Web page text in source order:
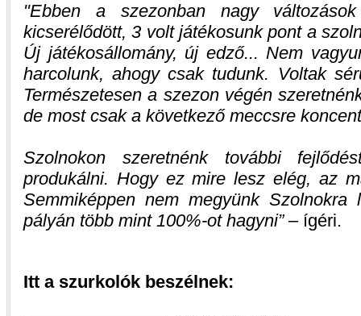
"Ebben a szezonban nagy
kicserélődött, 3 volt játékosunk pont a
Új játékosállomány, új edző... Nem
harcolunk, ahogy csak tudunk. Voltak
Természetesen a szezon végén
de most csak a következő meccsre
Szolnokon szeretnénk további
produkálni. Hogy ez mire lesz elég, az
Semmiképpen nem megyünk
pályán több mint 100%-ot hagyni” – ígéri.
Itt a szurkolók beszélnek: